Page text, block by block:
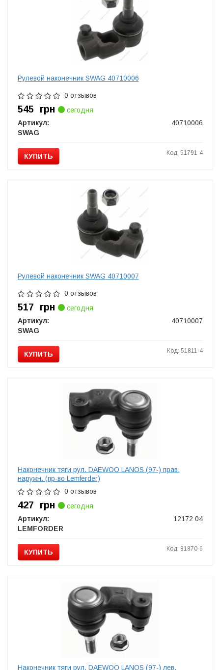
Рулевой наконечник SWAG 40710006
0 отзывов
545 грн
сегодня
Артикул:
40710006
SWAG
КУПИТЬ Код: 51791-4
Рулевой наконечник SWAG 40710007
0 отзывов
517 грн
сегодня
Артикул:
40710007
SWAG
КУПИТЬ Код: 51811-4
Наконечник тяги рул. DAEWOO LANOS (97-) прав.
наружн. (пр-во Lemferder)
0 отзывов
427 грн
сегодня
Артикул:
12172 04
LEMFORDER
КУПИТЬ Код: 81870-6
Наконечник тяги рул. DAEWOO LANOS (97-) лев.